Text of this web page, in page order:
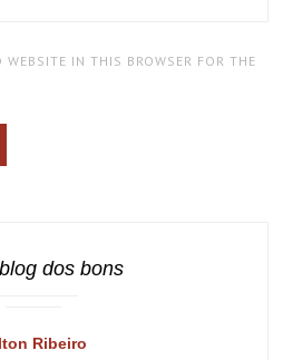
WEBSITE IN THIS BROWSER FOR THE
dos bons
Ribeiro